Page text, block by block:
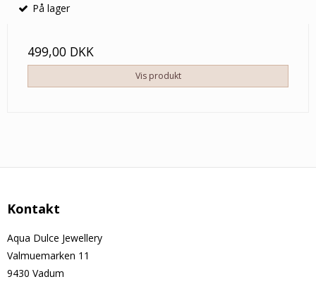
På lager
499,00 DKK
Vis produkt
Kontakt
Aqua Dulce Jewellery
Valmuemarken 11
9430 Vadum